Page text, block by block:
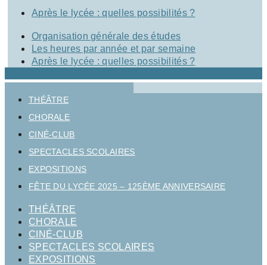
Après le lycée : quelles possibilités ?
Organisation générale des études
Les heures par année et par semaine
Après le lycée : quelles possibilités ?
THÉÂTRE
CHORALE
CINÉ-CLUB
SPECTACLES SCOLAIRES
EXPOSITIONS
FÊTE DU LYCÉE 2025 – 125ÈME ANNIVERSAIRE
THÉÂTRE
CHORALE
CINÉ-CLUB
SPECTACLES SCOLAIRES
EXPOSITIONS